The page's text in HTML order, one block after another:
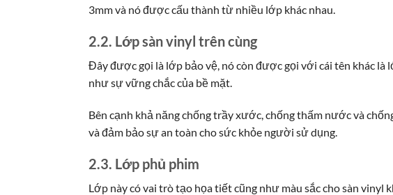
3mm và nó được cấu thành từ nhiều lớp khác nhau.
2.2. Lớp sàn vinyl trên cùng
Đây được gọi là lớp bảo vệ, nó còn được gọi với cái tên khác
như sự vững chắc của bề mặt.
Bên cạnh khả năng chống trầy xước, chống thấm nước và
và đảm bảo sự an toàn cho sức khỏe người sử dụng.
2.3. Lớp phủ phim
Lớp này có vai trò tạo họa tiết cũng như màu sắc cho sàn vinyl